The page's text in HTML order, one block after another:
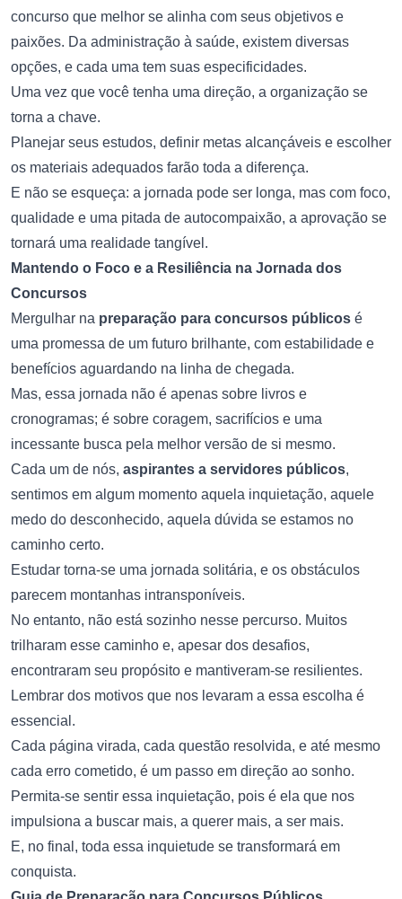
concurso que melhor se alinha com seus objetivos e
paixões. Da administração à saúde, existem diversas
opções, e cada uma tem suas especificidades.
Uma vez que você tenha uma direção, a organização se
torna a chave.
Planejar seus estudos, definir metas alcançáveis e escolher
os materiais adequados farão toda a diferença.
E não se esqueça: a jornada pode ser longa, mas com foco,
qualidade e uma pitada de autocompaixão, a aprovação se
tornará uma realidade tangível.
Mantendo o Foco e a Resiliência na Jornada dos
Concursos
Mergulhar na preparação para concursos públicos é
uma promessa de um futuro brilhante, com estabilidade e
benefícios aguardando na linha de chegada.
Mas, essa jornada não é apenas sobre livros e
cronogramas; é sobre coragem, sacrifícios e uma
incessante busca pela melhor versão de si mesmo.
Cada um de nós, aspirantes a servidores públicos,
sentimos em algum momento aquela inquietação, aquele
medo do desconhecido, aquela dúvida se estamos no
caminho certo.
Estudar torna-se uma jornada solitária, e os obstáculos
parecem montanhas intransponíveis.
No entanto, não está sozinho nesse percurso. Muitos
trilharam esse caminho e, apesar dos desafios,
encontraram seu propósito e mantiveram-se resilientes.
Lembrar dos motivos que nos levaram a essa escolha é
essencial.
Cada página virada, cada questão resolvida, e até mesmo
cada erro cometido, é um passo em direção ao sonho.
Permita-se sentir essa inquietação, pois é ela que nos
impulsiona a buscar mais, a querer mais, a ser mais.
E, no final, toda essa inquietude se transformará em
conquista.